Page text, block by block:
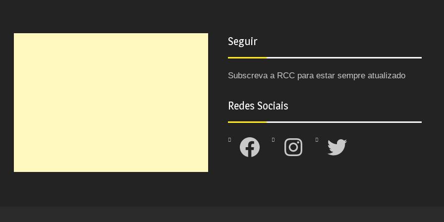
Seguir
Subscreva a RCC para estar sempre atualizado
Redes Sociais
Facebook Instagram Twitter